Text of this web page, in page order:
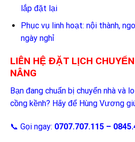
lắp đặt lại
Phục vụ linh hoạt: nội thành,
ngày nghỉ
LIÊN HỆ ĐẶT LỊCH
NÂNG
Bạn đang chuẩn bị chuyển nhà và
cồng kềnh? Hãy để Hùng Vương
📞 Gọi ngay: 0707.707.115 –